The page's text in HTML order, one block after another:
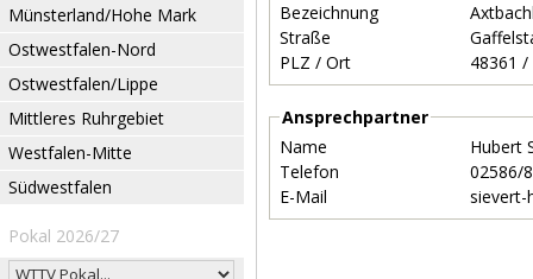
Münsterland/Hohe Mark
Ostwestfalen-Nord
Ostwestfalen/Lippe
Mittleres Ruhrgebiet
Westfalen-Mitte
Südwestfalen
Pokal 2026/27
Bezeichnung
Straße
PLZ / Ort
Ansprechpartner
Name
Hubert
Telefon
02586/
E-Mail
sievert-